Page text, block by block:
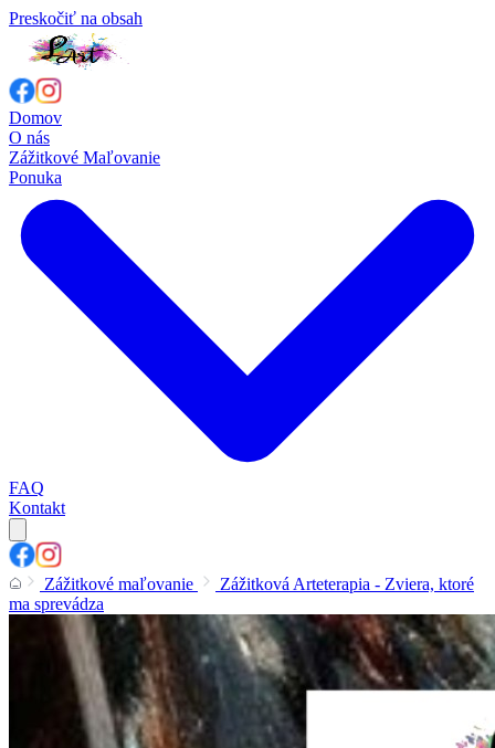
Preskočiť na obsah
Domov
O nás
Zážitkové Maľovanie
Ponuka
FAQ
Kontakt
Zážitkové maľovanie
Zážitková Arteterapia - Zviera, ktoré
ma sprevádza